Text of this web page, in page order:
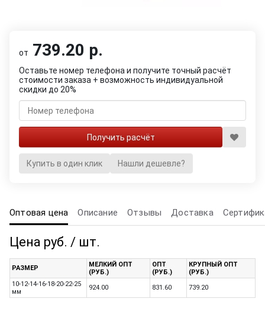
от 739.20 р.
Оставьте номер телефона и получите точный расчёт
стоимости заказа + возможность индивидуальной
скидки до 20%
Купить в один клик Нашли дешевле?
Оптовая цена Описание Отзывы Доставка
Цена руб. / шт.
РАЗМЕР
МЕЛКИЙ ОПТ
(РУБ.)
ОПТ
(РУБ.)
КРУПНЫЙ ОПТ
(РУБ.)
10-12-14-16-18-20-22-25
мм
924.00 831.60 739.20